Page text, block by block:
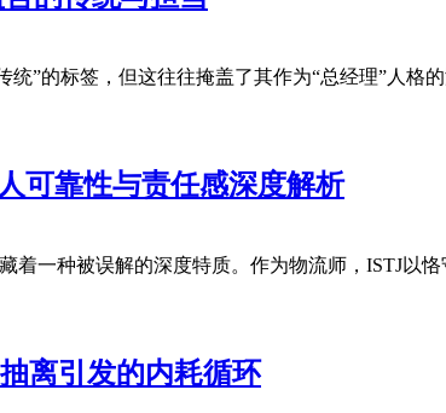
”的标签，但这往往掩盖了其作为“总经理”人格
可靠性与责任感深度解析
着一种被误解的深度特质。作为物流师，ISTJ以
离引发的内耗循环